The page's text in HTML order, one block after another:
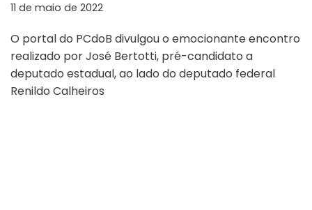
11 de maio de 2022
O portal do PCdoB divulgou o emocionante encontro
realizado por José Bertotti, pré-candidato a
deputado estadual, ao lado do deputado federal
Renildo Calheiros